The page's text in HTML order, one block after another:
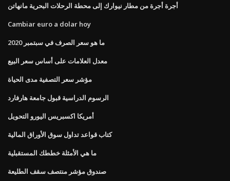
أجرة أجرة من مطار نيوارك إلى محطة الرحلات البحرية مانهاتن
Cambiar euro a dolar hoy
ما هو سعر الصرف في سبتمبر 2020
معدل العلامات على أساس سعر البيع
مؤشر سعر التصفية مدى الحياة
الرسوم الدراسية قبول جامعة هارفارد
أمريكا اكسبريس اليورو التحويل
كتاب قواعد تداول سوق الأوراق المالية
ما هي الأمثلة خططك المستقبلية
صندوق مؤشر منتصف سقف الطليعة